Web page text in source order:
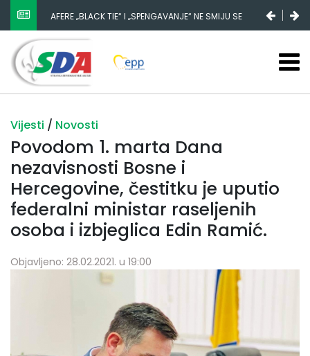
AFERE „BLACK TIE“ I „SPENGAVANJE“ NE SMIJU SE
ZATAŠKATI
Vijesti / Novosti
Povodom 1. marta Dana
nezavisnosti Bosne i
Hercegovine, čestitku je uputio
federalni ministar raseljenih
osoba i izbjeglica Edin Ramić.
Objavljeno: 28.02.2021. u 19:00